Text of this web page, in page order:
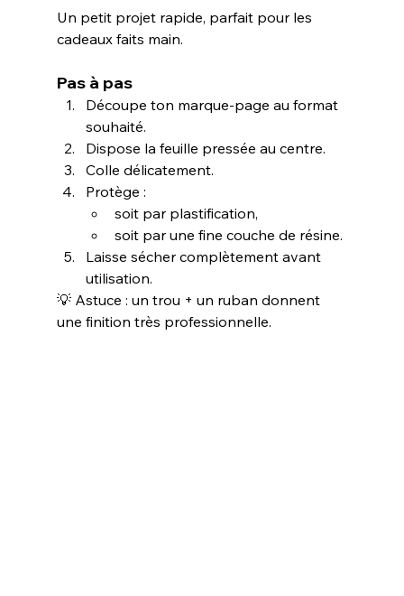
Un petit projet rapide, parfait pour les
cadeaux faits main.
Pas à pas
Découpe ton marque-page au format
souhaité.
Dispose la feuille pressée au centre.
Colle délicatement.
Protège :
soit par plastification,
soit par une fine couche de résine.
Laisse sécher complètement avant
utilisation.
💡 Astuce : un trou + un ruban donnent
une finition très professionnelle.